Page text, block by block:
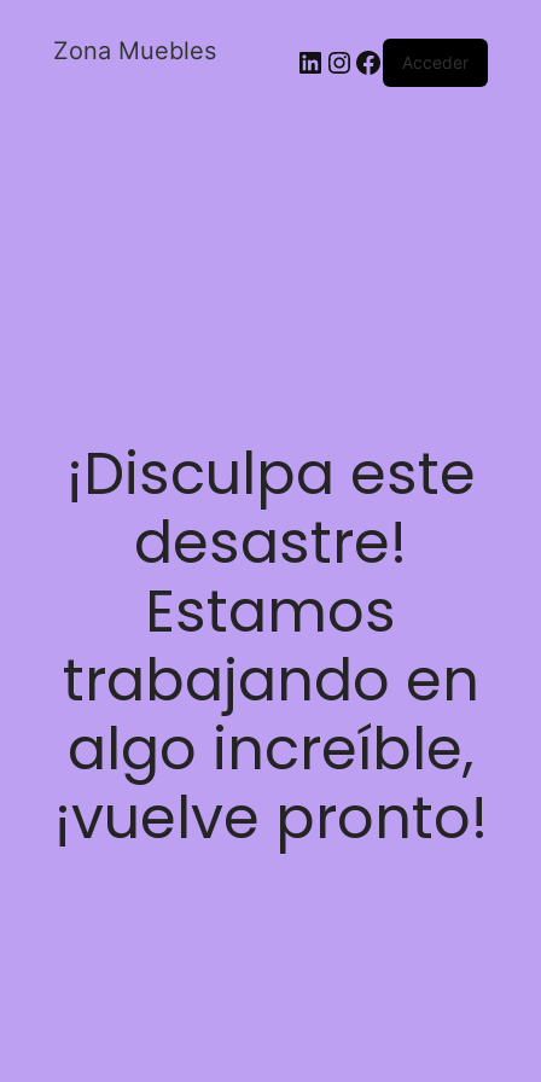
Zona Muebles Acceder
¡Disculpa este
desastre!
Estamos
trabajando en
algo increíble,
¡vuelve pronto!